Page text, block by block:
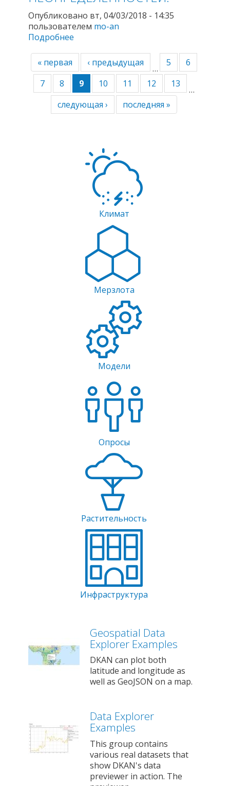
Опубликовано вт, 04/03/2018 - 14:35
пользователем mo-an
Подробнее
СЕЗОННОТАЛОГО СЛОЯ С УЧЕТОМ
ИЗМЕНЕНИЙ КЛИМАТА И
РАСТИТЕЛЬНОСТИ: ПРОГНОЗ НА
СЕРЕДИНУ XXI ВЕКА И АНАЛИЗ
НЕОПРЕДЕЛЕННОСТЕЙ.
« первая ‹ предыдущая
…
5
6
7
8 9 10 11 12 13
…
следующая ›
последняя »
Климат
Мерзлота
Модели
Опросы
Растительность
Инфраструктура
Geospatial Data
Explorer Examples
DKAN can plot both
latitude and longitude as
well as GeoJSON on a map.
Data Explorer
Examples
This group contains
various real datasets that
show DKAN's data
previewer in action. The